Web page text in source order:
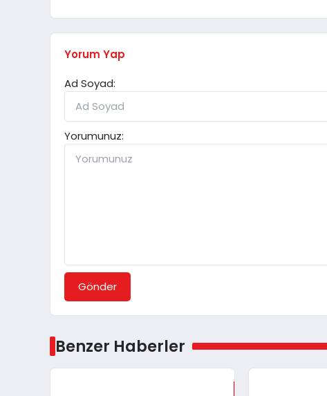
Yorum Yap
Ad Soyad:
Yorumunuz:
Gönder
Benzer Haberler